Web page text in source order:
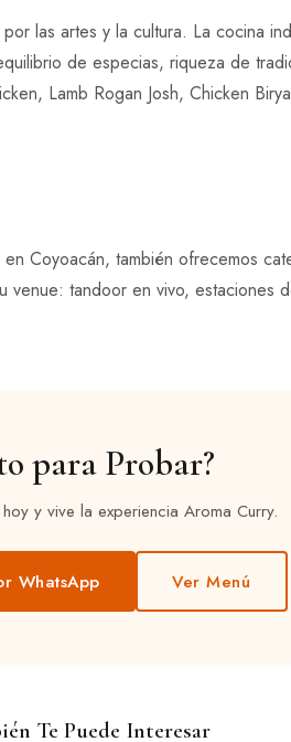
las artes y la cultura. La cocina
de especias, riqueza de
Lamb Rogan Josh, Chicken
Coyoacán, también ofrecemos
venue: tandoor en vivo, estaciones
para Probar?
y vive la experiencia Aroma Curry.
WhatsApp Ver Menú
Te Puede Interesar